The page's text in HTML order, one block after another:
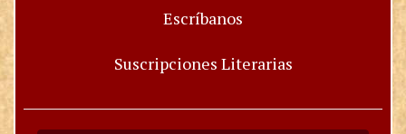
Escríbanos
Suscripciones Literarias